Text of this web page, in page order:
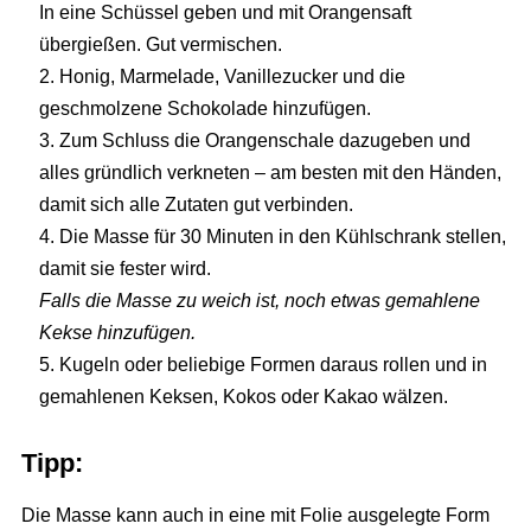
In eine Schüssel geben und mit Orangensaft
übergießen. Gut vermischen.
Honig, Marmelade, Vanillezucker und die
geschmolzene Schokolade hinzufügen.
Zum Schluss die Orangenschale dazugeben und
alles gründlich verkneten – am besten mit den Händen,
damit sich alle Zutaten gut verbinden.
Die Masse für 30 Minuten in den Kühlschrank stellen,
damit sie fester wird.
Falls die Masse zu weich ist, noch etwas gemahlene
Kekse hinzufügen.
Kugeln oder beliebige Formen daraus rollen und in
gemahlenen Keksen, Kokos oder Kakao wälzen.
Tipp:
Die Masse kann auch in eine mit Folie ausgelegte Form